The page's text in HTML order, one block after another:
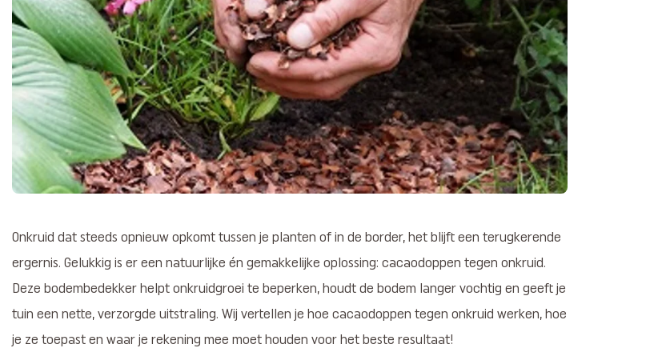
Onkruid dat steeds opnieuw opkomt tussen je planten of in de border, het blijft een terugkerende
ergernis. Gelukkig is er een natuurlijke én gemakkelijke oplossing: cacaodoppen tegen onkruid.
Deze bodembedekker helpt onkruidgroei te beperken, houdt de bodem langer vochtig en geeft je
tuin een nette, verzorgde uitstraling. Wij vertellen je hoe cacaodoppen tegen onkruid werken, hoe
je ze toepast en waar je rekening mee moet houden voor het beste resultaat!